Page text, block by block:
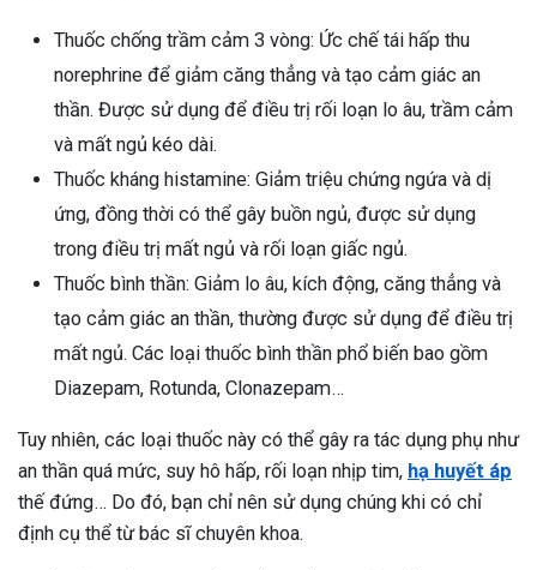
Thuốc chống trầm cảm 3 vòng: Ức chế tái hấp thu
norephrine để giảm căng thẳng và tạo cảm giác an
thần. Được sử dụng để điều trị rối loạn lo âu, trầm cảm
và mất ngủ kéo dài.
Thuốc kháng histamine: Giảm triệu chứng ngứa và dị
ứng, đồng thời có thể gây buồn ngủ, được sử dụng
trong điều trị mất ngủ và rối loạn giấc ngủ.
Thuốc bình thần: Giảm lo âu, kích động, căng thẳng và
tạo cảm giác an thần, thường được sử dụng để điều trị
mất ngủ. Các loại thuốc bình thần phổ biến bao gồm
Diazepam, Rotunda, Clonazepam…
Tuy nhiên, các loại thuốc này có thể gây ra tác dụng phụ như
an thần quá mức, suy hô hấp, rối loạn nhịp tim, hạ huyết áp
thế đứng… Do đó, bạn chỉ nên sử dụng chúng khi có chỉ
định cụ thể từ bác sĩ chuyên khoa.